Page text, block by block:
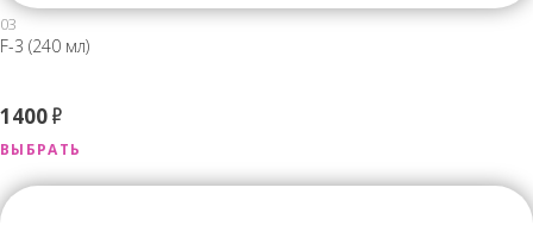
03
F-3 (240 мл)
1400 Р
ВЫБРАТЬ